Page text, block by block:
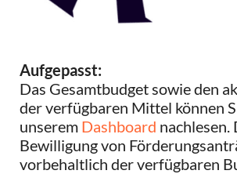
Aufgepasst:
Das Gesamtbudget sowie den
der verfügbaren Mittel können
unserem Dashboard nachlesen.
Bewilligung von
vorbehaltlich der verfügbaren